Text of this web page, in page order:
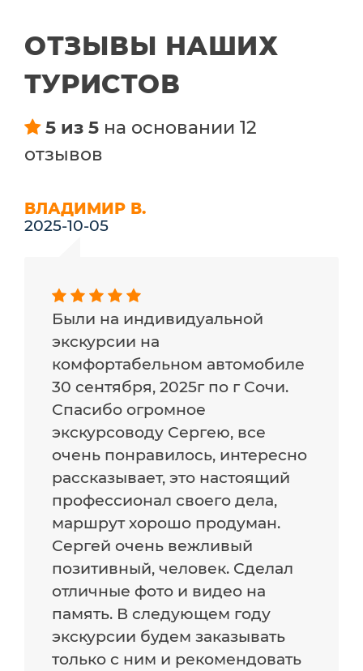
ОТЗЫВЫ НАШИХ
ТУРИСТОВ
5 из 5 на основании 12
отзывов
ВЛАДИМИР В.
2025-10-05
Были на индивидуальной
экскурсии на
комфортабельном автомобиле
30 сентября, 2025г по г Сочи.
Спасибо огромное
экскурсоводу Сергею, все
очень понравилось, интересно
рассказывает, это настоящий
профессионал своего дела,
маршрут хорошо продуман.
Сергей очень вежливый
позитивный, человек. Сделал
отличные фото и видео на
память. В следующем году
экскурсии будем заказывать
только с ним и рекомендовать